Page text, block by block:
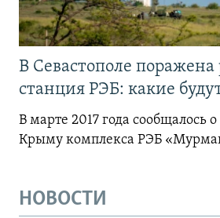
В Севастополе поражена
станция РЭБ: какие
В марте 2017 года сообщалось
Крыму комплекса РЭБ
НОВОСТИ